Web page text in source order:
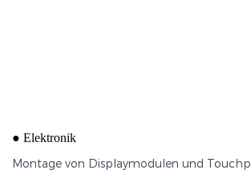
● Elektronik
Montage von Displaymodulen und